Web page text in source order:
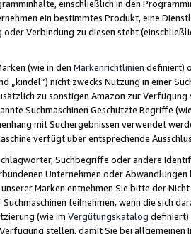
einschließlich in den
ein bestimmtes Produkt, eine
oder Verbindung zu diesen steht
(wie in den Markenrichtlinien definiert)
„kindel“) nicht zwecks Nutzung in einer
zu sonstigen Amazon zur
Suchmaschinen Geschützte Begriffe
mit Suchergebnissen verwendet
verfügt über entsprechende
Suchbegriffe oder andere
Unternehmen oder
Marken entnehmen Sie bitte der
teilnehmen, wenn die sich
(wie im Vergütungskatalog definiert)
stellen, damit Sie bei